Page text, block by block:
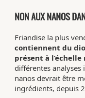
NON AUX NANOS
Friandise la plus
contiennent du
présent à l’échelle
différentes analyses
nanos devrait être
ingrédients, depuis